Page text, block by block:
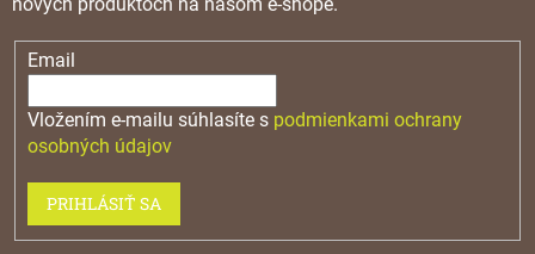
Email
Vložením e-mailu súhlasíte s podmienkami ochrany
osobných údajov
PRIHLÁSIŤ SA